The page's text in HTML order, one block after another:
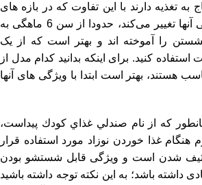
به تغذیه دارند با این تفاوت که در بازه های
مختلف سنی، تنوع غذایی آنها تغییر می‌کند، حدودا از سن 6 ماهگی به
را آموخته اند و بهتر است که از یک
استفاده کنید. برای اینکه بدانید کدام مدل از
هستند، بهتر است ابتدا با ویژگی های آنها
که از نام صندلي غذاي كودك پیداست،
هنگام غذا خوردن نوزاد مورد استفاده قرار
شدن است و ویژگی قابل شستشو بودن
داشته باشد؛ به این نکته توجه داشته باشید